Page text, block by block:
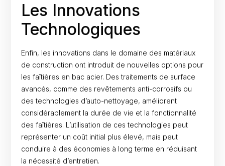
Les Innovations
Technologiques
Enfin, les innovations dans le domaine des matériaux
de construction ont introduit de nouvelles options pour
les faîtières en bac acier. Des traitements de surface
avancés, comme des revêtements anti-corrosifs ou
des technologies d’auto-nettoyage, améliorent
considérablement la durée de vie et la fonctionnalité
des faîtières. L’utilisation de ces technologies peut
représenter un coût initial plus élevé, mais peut
conduire à des économies à long terme en réduisant
la nécessité d’entretien.